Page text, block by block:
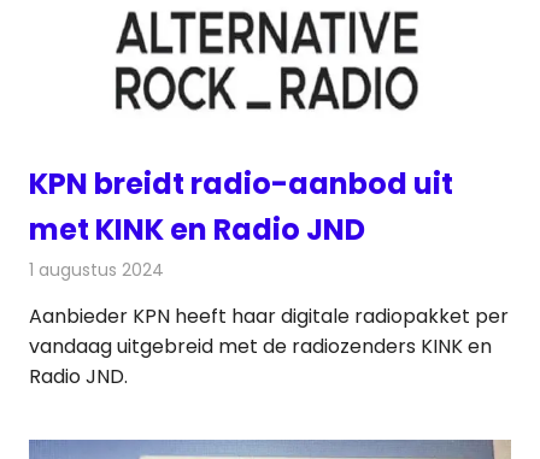
KPN breidt radio-aanbod uit
met KINK en Radio JND
1 augustus 2024
Aanbieder KPN heeft haar digitale radiopakket per
vandaag uitgebreid met de radiozenders KINK en
Radio JND.